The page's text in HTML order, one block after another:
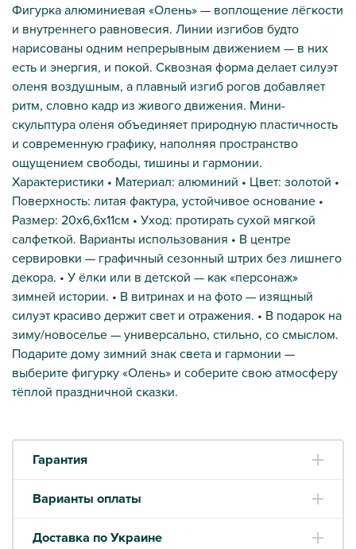
Фигурка алюминиевая «Олень» — воплощение лёгкости
и внутреннего равновесия. Линии изгибов будто
нарисованы одним непрерывным движением — в них
есть и энергия, и покой. Сквозная форма делает силуэт
оленя воздушным, а плавный изгиб рогов добавляет
ритм, словно кадр из живого движения. Мини-
скульптура оленя объединяет природную пластичность
и современную графику, наполняя пространство
ощущением свободы, тишины и гармонии.
Характеристики • Материал: алюминий • Цвет: золотой •
Поверхность: литая фактура, устойчивое основание •
Размер: 20х6,6х11см • Уход: протирать сухой мягкой
салфеткой. Варианты использования • В центре
сервировки — графичный сезонный штрих без лишнего
декора. • У ёлки или в детской — как «персонаж»
зимней истории. • В витринах и на фото — изящный
силуэт красиво держит свет и отражения. • В подарок на
зиму/новоселье — универсально, стильно, со смыслом.
Подарите дому зимний знак света и гармонии —
выберите фигурку «Олень» и соберите свою атмосферу
тёплой праздничной сказки.
Гарантия
Варианты оплаты
Доставка по Украине